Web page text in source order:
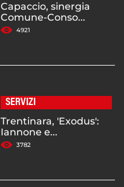
Capaccio, sinergia
Comune-Conso...
4921
SERVIZI
Trentinara, 'Exodus':
Iannone e...
3782